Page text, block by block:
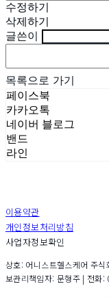
수정하기
삭제하기
글쓴이
목록으로 가기
페이스북
카카오톡
네이버 블로그
밴드
라인
이용약관
개인정보처리방침
사업자정보확인
상호: 어니스트헬스케어 주
보관리책임자: 문형주 | 전